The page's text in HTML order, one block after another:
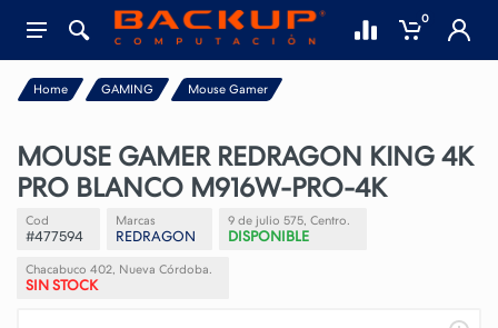
0
Home GAMING Mouse Gamer
MOUSE GAMER REDRAGON KING 4K
PRO BLANCO M916W-PRO-4K
Cod
#477594
Marcas
REDRAGON
9 de julio 575, Centro.
DISPONIBLE
Chacabuco 402, Nueva Córdoba.
SIN STOCK